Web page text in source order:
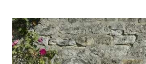
RÉSULTATS